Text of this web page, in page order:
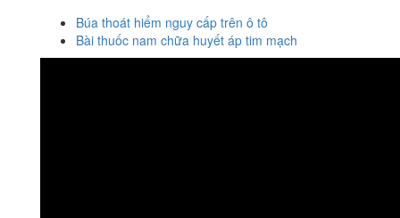
Búa thoát hiểm nguy cấp trên ô tô
Bài thuốc nam chữa huyết áp tim mạch